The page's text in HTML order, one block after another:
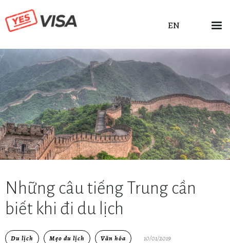
EN
Những câu tiếng Trung cần
biết khi đi du lịch
Du lịch Mẹo du lịch Văn hóa 10/01/2019